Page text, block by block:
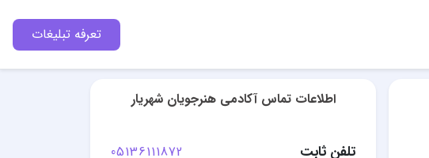
تعرفه تبلیغات
اطلاعات تماس آکادمی هنرجویان شهریار
تلفن ثابت 05136111872